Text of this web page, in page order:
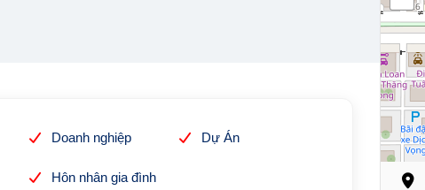
Doanh nghiệp Dự Án
Hôn nhân gia đình